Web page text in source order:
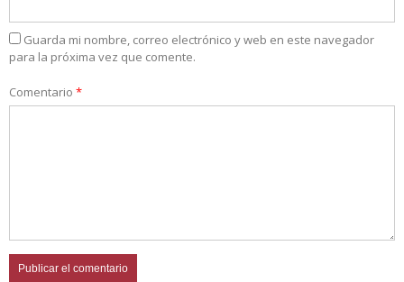
Guarda mi nombre, correo electrónico y web en este navegador
para la próxima vez que comente.
Comentario *